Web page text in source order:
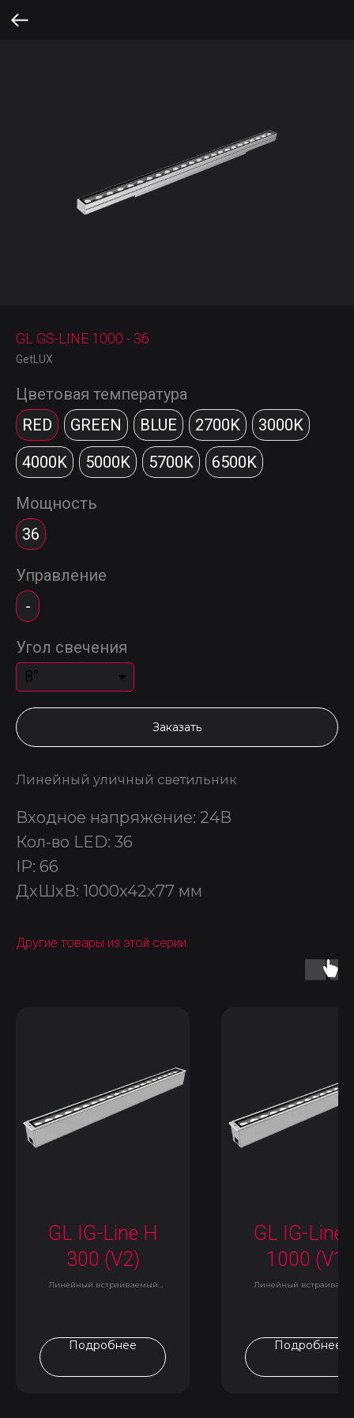
GL GS-LINE 1000 - 36
GetLUX
Цветовая температура
RED
GREEN BLUE 2700K
3000K
4000K
5000K 5700K 6500K
Мощность
36
Управление
-
Угол свечения
Заказать
Линейный уличный светильник
Входное напряжение: 24В
Кол-во LED: 36
IP: 66
ДxШxВ: 1000x42x77 мм
Другие товары из этой серии
GL IG-Line H
300 (V2)
Линейный встраиваемый
Подробнее
GL IG-Line
1000 (V1)
Линейный
Подробнее